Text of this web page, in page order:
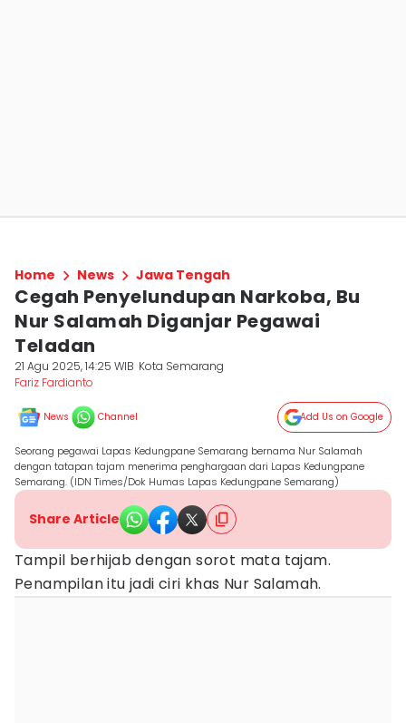
Home News Jawa Tengah
Cegah Penyelundupan Narkoba, Bu
Nur Salamah Diganjar Pegawai
Teladan
21 Agu 2025, 14:25 WIB Kota Semarang
Fariz Fardianto
News Channel Add Us on Google
Seorang pegawai Lapas Kedungpane Semarang bernama Nur Salamah
dengan tatapan tajam menerima penghargaan dari Lapas Kedungpane
Semarang. (IDN Times/Dok Humas Lapas Kedungpane Semarang)
Share Article
Tampil berhijab dengan sorot mata tajam.
Penampilan itu jadi ciri khas Nur Salamah.